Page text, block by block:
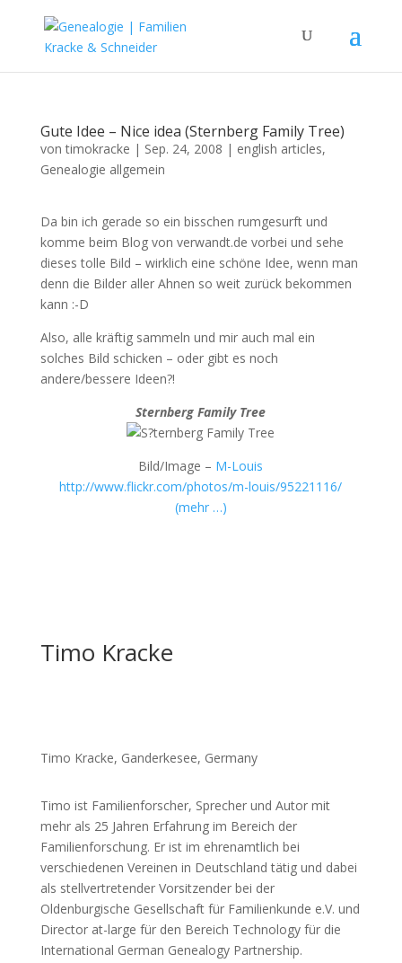
Gute Idee – Nice idea (Sternberg Family Tree)
vontimokracke | Sep. 24, 2008 | english articles,
Genealogie allgemein
Da bin ich gerade so ein bisschen rumgesurft und
komme beim Blog von verwandt.de vorbei und sehe
dieses tolle Bild – wirklich eine schöne Idee, wenn man
denn die Bilder aller Ahnen so weit zurück bekommen
kann :-D
Also, alle kräftig sammeln und mir auch mal ein
solches Bild schicken – oder gibt es noch
andere/bessere Ideen?!
Sternberg Family Tree
Bild/Image – M-Louis
http://www.flickr.com/photos/m-louis/95221116/
(mehr …)
Timo Kracke
Timo Kracke, Ganderkesee, Germany
Timo ist Familienforscher, Sprecher und Autor mit
mehr als 25 Jahren Erfahrung im Bereich der
Familienforschung. Er ist im ehrenamtlich bei
verschiedenen Vereinen in Deutschland tätig und dabei
als stellvertretender Vorsitzender bei der
Oldenburgische Gesellschaft für Familienkunde e.V. und
Director at-large für den Bereich Technology für die
International German Genealogy Partnership.